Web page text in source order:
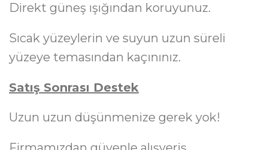
Direkt güneş ışığından koruyunuz.
Sıcak yüzeylerin ve suyun uzun süreli
yüzeye temasından kaçınınız.
Satış Sonrası Destek
Uzun uzun düşünmenize gerek yok!